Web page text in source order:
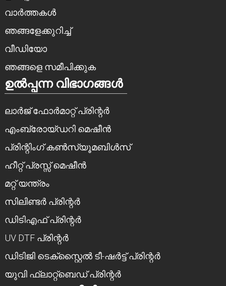
വാർത്തകൾ
ഞങ്ങളേക്കുറിച്ച്
വീഡിയോ
ഞങ്ങളെ സമീപിക്കുക
ഉൽപ്പന്ന വിഭാഗങ്ങൾ
ലാർജ് ഫോർമാറ്റ് പ്രിന്റർ
എംബ്രോയ്ഡറി മെഷീൻ
പ്രിന്റിംഗ് കൺസ്യൂമബിൾസ്
ഹീറ്റ് പ്രസ്സ് മെഷീൻ
മറ്റ് യന്ത്രം
സിലിണ്ടർ പ്രിന്റർ
ഡിടിഎഫ് പ്രിന്റർ
UV DTF പ്രിന്റർ
ഡിടിജി ടെക്സ്റ്റൈൽ ടീ-ഷർട്ട് പ്രിന്റർ
യുവി ഫ്ലാറ്റ്ബെഡ് പ്രിന്റർ